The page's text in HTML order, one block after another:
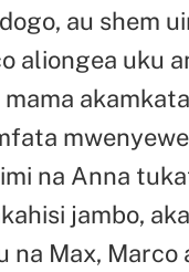
au shem
aliongea uku
na Anna
jambo,
na Max, Marco